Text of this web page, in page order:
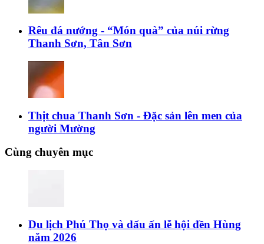
Rêu đá nướng - “Món quà” của núi rừng
Thanh Sơn, Tân Sơn
Thịt chua Thanh Sơn - Đặc sản lên men của
người Mường
Cùng chuyên mục
Du lịch Phú Thọ và dấu ấn lễ hội đền Hùng
năm 2026